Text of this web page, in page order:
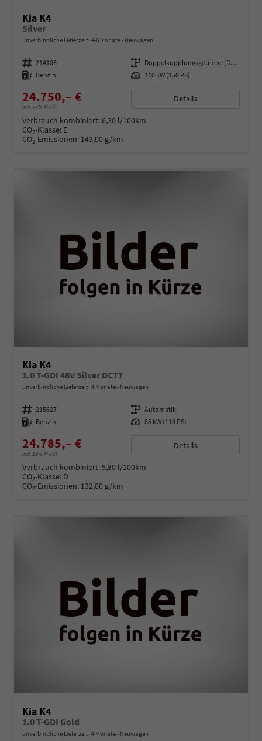
Kia K4
Silver
unverbindliche Lieferzeit: 4-6 Monate Neuwagen
Fahrzeugnummer 214106 Getriebe
Doppelkupplungsgetriebe (DSG)
Kraftstoff Benzin Leistung 110 kW (150 PS)
24.750,– €
incl. 19% MwSt.
Details
Verbrauch kombiniert:6,30 l/100km
CO2-Klasse: E
CO2-Emissionen: 143,00 g/km
Kia K4
1.0 T-GDI 48V Silver DCT7
unverbindliche Lieferzeit: 4 Monate Neuwagen
Fahrzeugnummer 215627 Getriebe Automatik
Kraftstoff Benzin Leistung 85 kW (116 PS)
24.785,– €
incl. 19% MwSt.
Details
Verbrauch kombiniert:5,80 l/100km
CO2-Klasse: D
CO2-Emissionen: 132,00 g/km
Kia K4
1.0 T-GDI Gold
unverbindliche Lieferzeit: 4 Monate Neuwagen